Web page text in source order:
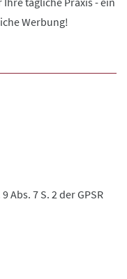
Werbung!
7 S. 2 der GPSR